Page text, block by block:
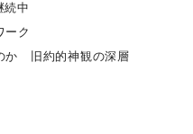
続中
ーク
か 旧約的神観の深層